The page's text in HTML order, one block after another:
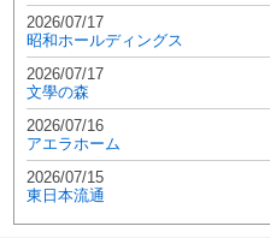
2026/07/17
昭和ホールディングス
2026/07/17
文學の森
2026/07/16
アエラホーム
2026/07/15
東日本流通